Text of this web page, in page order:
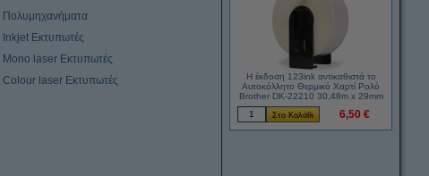
Η έκδοση 123ink αντικαθιστά το
Αυτοκόλλητο Θερμικό Χαρτί Ρολό
Brother DK-22210 30,48m x 29mm
6,50 €
Πολυμηχανήματα
Inkjet Εκτυπωτές
Mono laser Εκτυπωτές
Colour laser Εκτυπωτές